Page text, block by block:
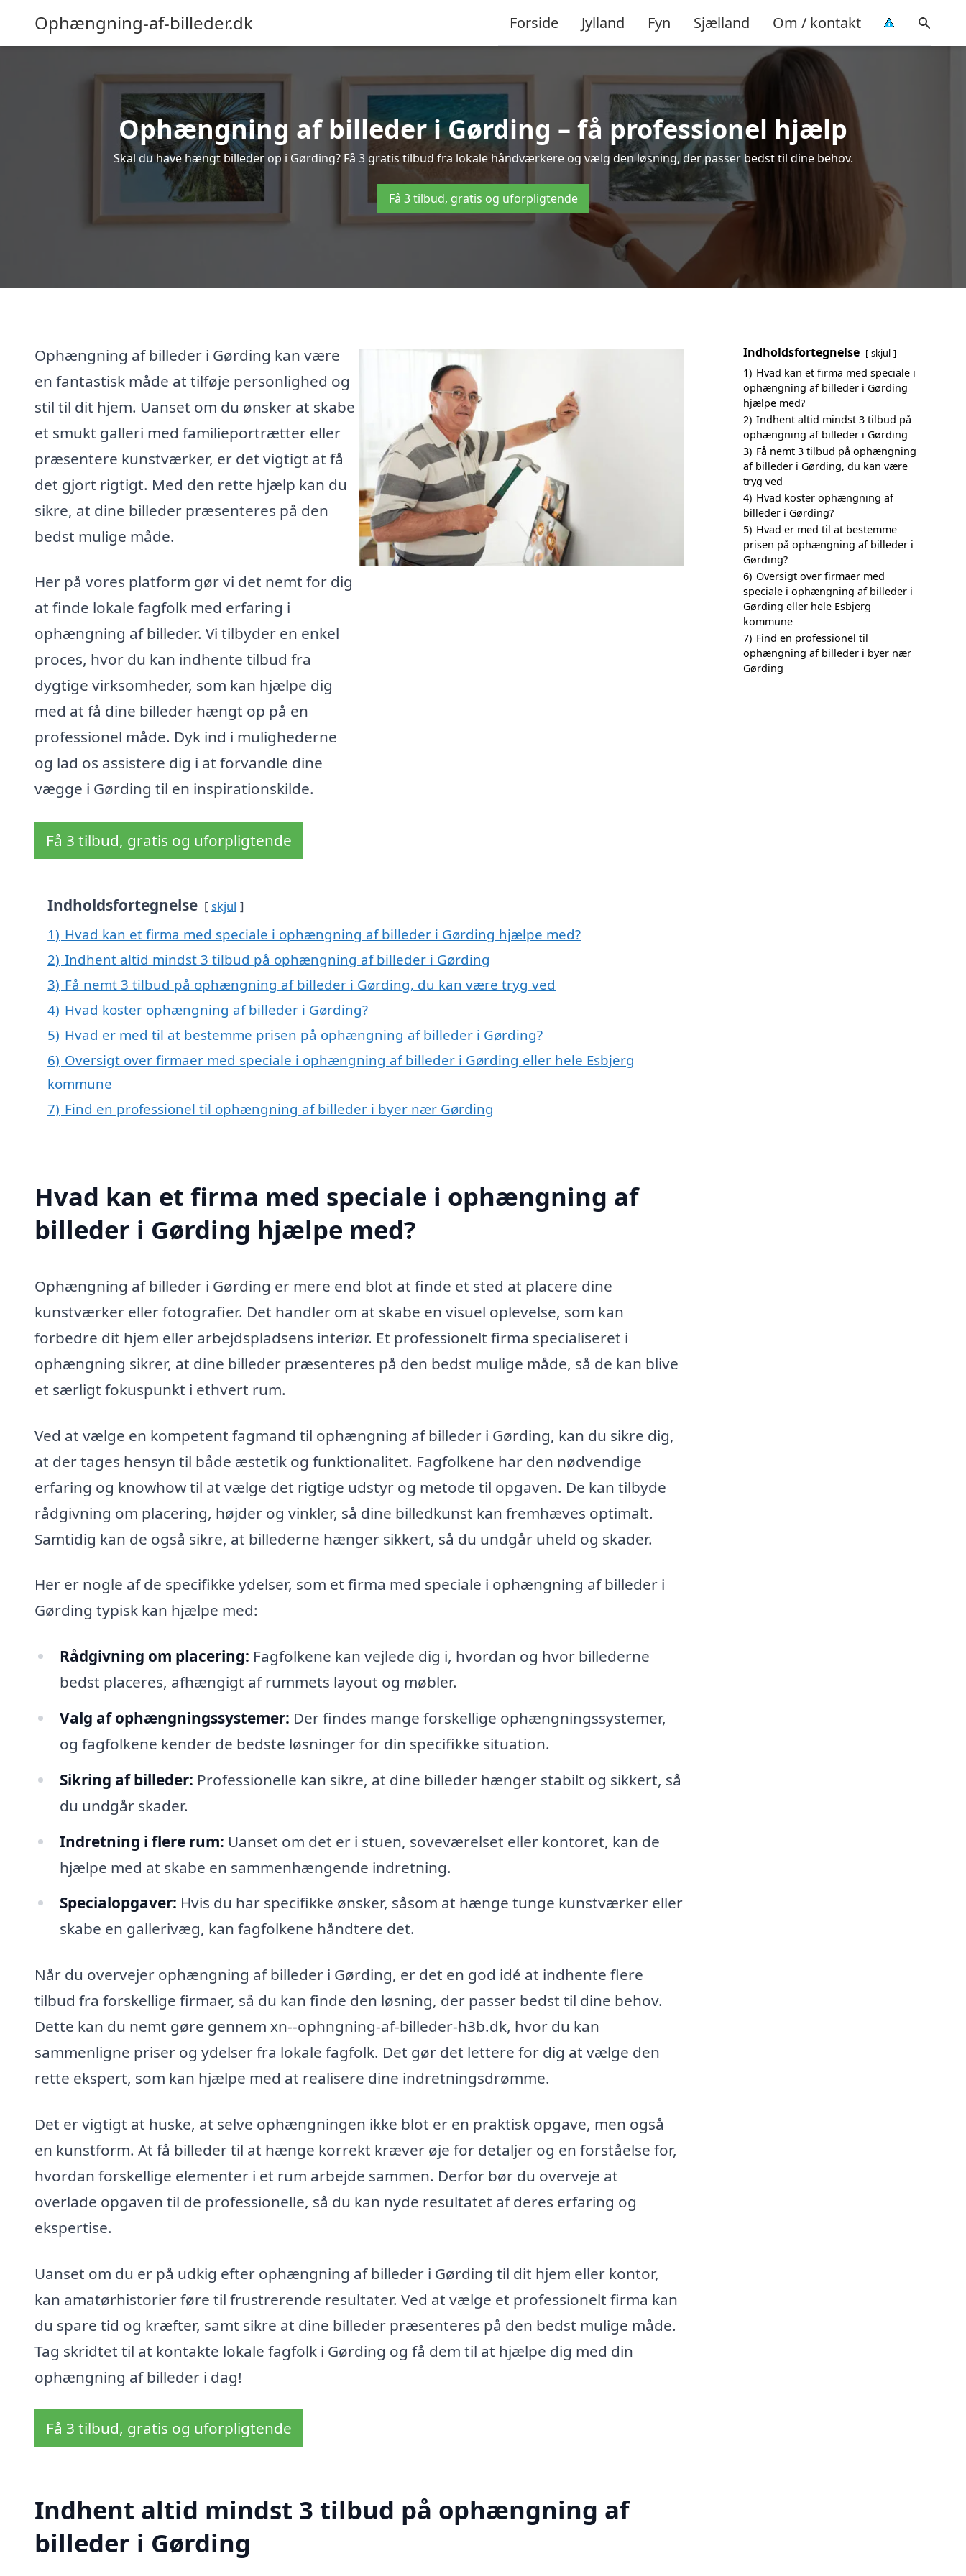
Ophængning-af-billeder.dk Forside Jylland Fyn Sjælland Om / kontakt
Ophængning af billeder i Gørding – få professionel hjælp
Skal du have hængt billeder op i Gørding? Få 3 gratis tilbud fra lokale håndværkere og vælg den løsning, der passer bedst til dine behov.
Få 3 tilbud, gratis og uforpligtende
Ophængning af billeder i Gørding kan være
en fantastisk måde at tilføje personlighed og
stil til dit hjem. Uanset om du ønsker at skabe
et smukt galleri med familieportrætter eller
præsentere kunstværker, er det vigtigt at få
det gjort rigtigt. Med den rette hjælp kan du
sikre, at dine billeder præsenteres på den
bedst mulige måde.
Her på vores platform gør vi det nemt for dig
at finde lokale fagfolk med erfaring i
ophængning af billeder. Vi tilbyder en enkel
proces, hvor du kan indhente tilbud fra
dygtige virksomheder, som kan hjælpe dig
med at få dine billeder hængt op på en
professionel måde. Dyk ind i mulighederne
og lad os assistere dig i at forvandle dine
vægge i Gørding til en inspirationskilde.
Få 3 tilbud, gratis og uforpligtende
Indholdsfortegnelse skjul
1) Hvad kan et firma med speciale i ophængning af billeder i Gørding hjælpe med?
2) Indhent altid mindst 3 tilbud på ophængning af billeder i Gørding
3) Få nemt 3 tilbud på ophængning af billeder i Gørding, du kan være tryg ved
4) Hvad koster ophængning af billeder i Gørding?
5) Hvad er med til at bestemme prisen på ophængning af billeder i Gørding?
6) Oversigt over firmaer med speciale i ophængning af billeder i Gørding eller hele Esbjerg
kommune
7) Find en professionel til ophængning af billeder i byer nær Gørding
Hvad kan et firma med speciale i ophængning af
billeder i Gørding hjælpe med?
Ophængning af billeder i Gørding er mere end blot at finde et sted at placere dine
kunstværker eller fotografier. Det handler om at skabe en visuel oplevelse, som kan
forbedre dit hjem eller arbejdspladsens interiør. Et professionelt firma specialiseret i
ophængning sikrer, at dine billeder præsenteres på den bedst mulige måde, så de kan blive
et særligt fokuspunkt i ethvert rum.
Ved at vælge en kompetent fagmand til ophængning af billeder i Gørding, kan du sikre dig,
at der tages hensyn til både æstetik og funktionalitet. Fagfolkene har den nødvendige
erfaring og knowhow til at vælge det rigtige udstyr og metode til opgaven. De kan tilbyde
rådgivning om placering, højder og vinkler, så dine billedkunst kan fremhæves optimalt.
Samtidig kan de også sikre, at billederne hænger sikkert, så du undgår uheld og skader.
Her er nogle af de specifikke ydelser, som et firma med speciale i ophængning af billeder i
Gørding typisk kan hjælpe med:
Rådgivning om placering: Fagfolkene kan vejlede dig i, hvordan og hvor billederne
bedst placeres, afhængigt af rummets layout og møbler.
Valg af ophængningssystemer: Der findes mange forskellige ophængningssystemer,
og fagfolkene kender de bedste løsninger for din specifikke situation.
Sikring af billeder: Professionelle kan sikre, at dine billeder hænger stabilt og sikkert, så
du undgår skader.
Indretning i flere rum: Uanset om det er i stuen, soveværelset eller kontoret, kan de
hjælpe med at skabe en sammenhængende indretning.
Specialopgaver: Hvis du har specifikke ønsker, såsom at hænge tunge kunstværker eller
skabe en gallerivæg, kan fagfolkene håndtere det.
Når du overvejer ophængning af billeder i Gørding, er det en god idé at indhente flere
tilbud fra forskellige firmaer, så du kan finde den løsning, der passer bedst til dine behov.
Dette kan du nemt gøre gennem xn--ophngning-af-billeder-h3b.dk, hvor du kan
sammenligne priser og ydelser fra lokale fagfolk. Det gør det lettere for dig at vælge den
rette ekspert, som kan hjælpe med at realisere dine indretningsdrømme.
Det er vigtigt at huske, at selve ophængningen ikke blot er en praktisk opgave, men også
en kunstform. At få billeder til at hænge korrekt kræver øje for detaljer og en forståelse for,
hvordan forskellige elementer i et rum arbejde sammen. Derfor bør du overveje at
overlade opgaven til de professionelle, så du kan nyde resultatet af deres erfaring og
ekspertise.
Uanset om du er på udkig efter ophængning af billeder i Gørding til dit hjem eller kontor,
kan amatørhistorier føre til frustrerende resultater. Ved at vælge et professionelt firma kan
du spare tid og kræfter, samt sikre at dine billeder præsenteres på den bedst mulige måde.
Tag skridtet til at kontakte lokale fagfolk i Gørding og få dem til at hjælpe dig med din
ophængning af billeder i dag!
Få 3 tilbud, gratis og uforpligtende
Indhent altid mindst 3 tilbud på ophængning af
billeder i Gørding
Indholdsfortegnelse skjul
1) Hvad kan et firma med speciale i
ophængning af billeder i Gørding
hjælpe med?
2) Indhent altid mindst 3 tilbud på
ophængning af billeder i Gørding
3) Få nemt 3 tilbud på ophængning
af billeder i Gørding, du kan være
tryg ved
4) Hvad koster ophængning af
billeder i Gørding?
5) Hvad er med til at bestemme
prisen på ophængning af billeder i
Gørding?
6) Oversigt over firmaer med
speciale i ophængning af billeder i
Gørding eller hele Esbjerg
kommune
7) Find en professionel til
ophængning af billeder i byer nær
Gørding